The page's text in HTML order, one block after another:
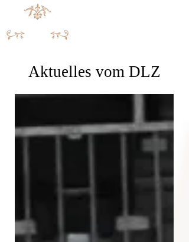
Aktuelles vom DLZ